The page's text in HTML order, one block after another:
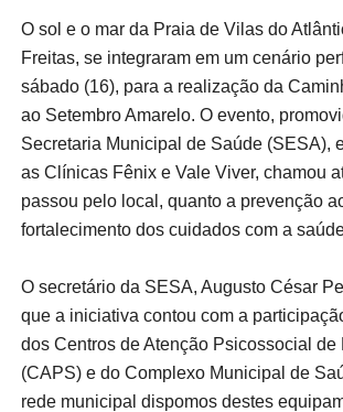
O sol e o mar da Praia de Vilas do
Freitas, se integraram em um cenário
sábado (16), para a realização da
ao Setembro Amarelo. O evento,
Secretaria Municipal de Saúde (SESA),
as Clínicas Fênix e Vale Viver, chamou
passou pelo local, quanto a prevenção
fortalecimento dos cuidados com a
O secretário da SESA, Augusto César
que a iniciativa contou com a
dos Centros de Atenção Psicossocial de
(CAPS) e do Complexo Municipal de
rede municipal dispomos destes